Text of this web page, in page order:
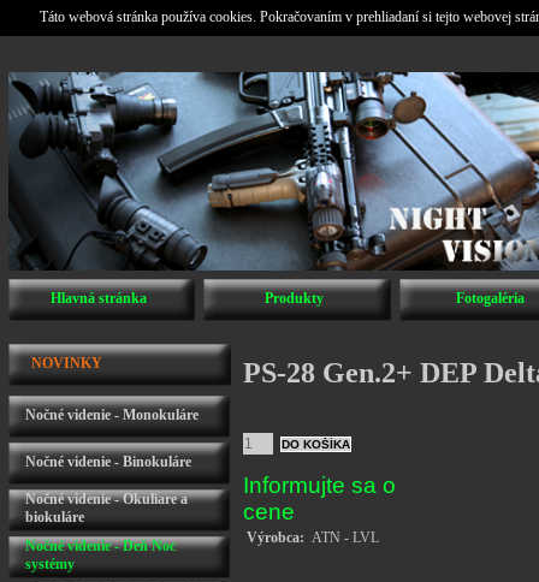
Táto webová stránka používa cookies. Pokračovaním v prehliadaní si tejto webovej
Hlavná stránka Produkty Fotogaléria
NOVINKY
Nočné videnie - Monokuláre
Nočné videnie - Binokuláre
Nočné videnie - Okuliare a
biokuláre
Nočné videnie - Deň Noc
systémy
PS-28 Gen.2+ DEP
Informujte sa o
cene
Výrobca: ATN - LVL